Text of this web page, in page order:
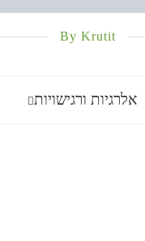
By Krutit
אלרגיות ורגישויות